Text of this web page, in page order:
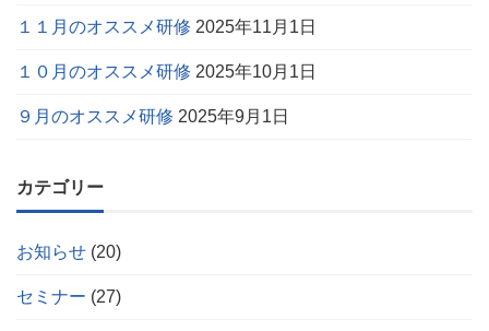
１１月のオススメ研修 2025年11月1日
１０月のオススメ研修 2025年10月1日
９月のオススメ研修 2025年9月1日
カテゴリー
お知らせ (20)
セミナー (27)